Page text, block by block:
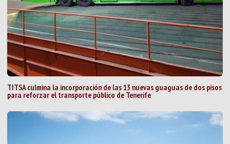
TITSA culmina la incorporación de las 13 nuevas guaguas de dos pisos
para reforzar el transporte público de Tenerife